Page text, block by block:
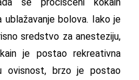
bolova. Iako je
sredstvo za anesteziju,
je postao rekreativna
ovisnost, brzo je postao